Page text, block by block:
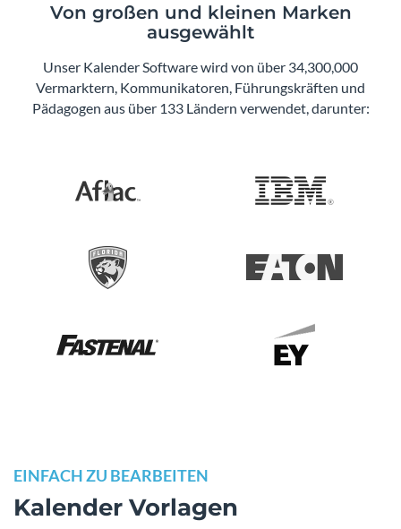
Von großen und kleinen Marken
ausgewählt
Unser Kalender Software wird von über 34,300,000
Vermarktern, Kommunikatoren, Führungskräften und
Pädagogen aus über 133 Ländern verwendet, darunter:
EINFACH ZU BEARBEITEN
Kalender Vorlagen